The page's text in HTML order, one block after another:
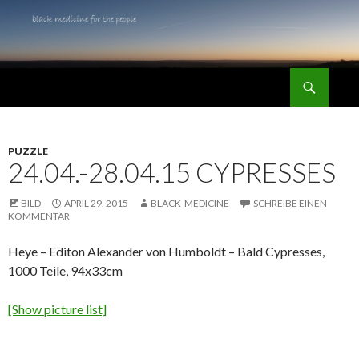
PUZZLE
24.04.-28.04.15 CYPRESSES
BILD APRIL 29, 2015 BLACK-MEDICINE
SCHREIBE EINEN
KOMMENTAR
Heye – Editon Alexander von Humboldt – Bald Cypresses,
1000 Teile, 94x33cm
[Show picture list]